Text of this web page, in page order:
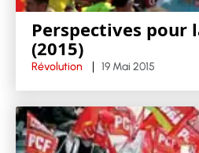
Perspectives pour
(2015)
Révolution 19 Mai 2015